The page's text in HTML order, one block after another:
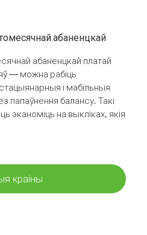
абаненцкай
абаненцкай платай
— можна рабіць
і мабільныя
папаўнення балансу. Такі
на выкліках, якія
краіны